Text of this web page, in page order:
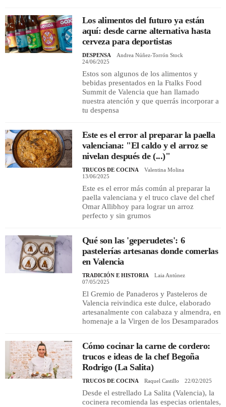
Los alimentos del futuro ya están
aquí: desde carne alternativa hasta
cerveza para deportistas
DESPENSA
Andrea Núñez-Torrón Stock
24/06/2025
Estos son algunos de los alimentos y
bebidas presentados en la Ftalks Food
Summit de Valencia que han llamado
nuestra atención y que querrás incorporar a
tu despensa
Este es el error al preparar la paella
valenciana: "El caldo y el arroz se
nivelan después de (...)"
TRUCOS DE COCINA
Valentina Molina
13/06/2025
Este es el error más común al preparar la
paella valenciana y el truco clave del chef
Omar Allibhoy para lograr un arroz
perfecto y sin grumos
Qué son las 'geperudetes': 6
pastelerías artesanas donde comerlas
en Valencia
TRADICIÓN E HISTORIA
Laia Antúnez
07/05/2025
El Gremio de Panaderos y Pasteleros de
Valencia reivindica este dulce, elaborado
artesanalmente con calabaza y almendra, en
homenaje a la Virgen de los Desamparados
Cómo cocinar la carne de cordero:
trucos e ideas de la chef Begoña
Rodrigo (La Salita)
TRUCOS DE COCINA Raquel Castillo 22/02/2025
Desde el estrellado La Salita (Valencia), la
cocinera recomienda las especias orientales,